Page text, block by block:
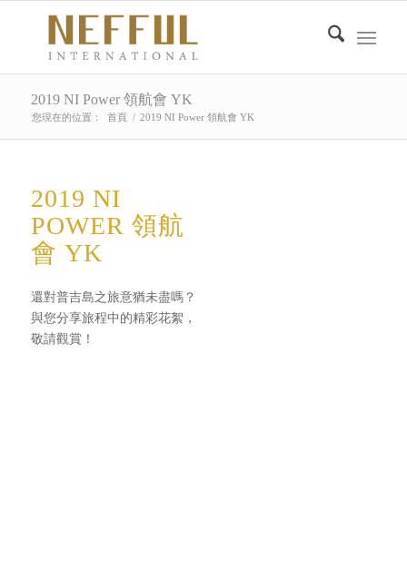
2019 NI Power 領航會 YK
您現在的位置： 首頁 / 2019 NI Power 領航會 YK
2019 NI
POWER 領航
會 YK
還對普吉島之旅意猶未盡嗎？
與您分享旅程中的精彩花絮，
敬請觀賞！